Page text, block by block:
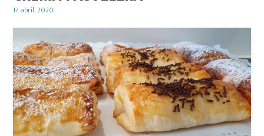
Posted
17 abril, 2020